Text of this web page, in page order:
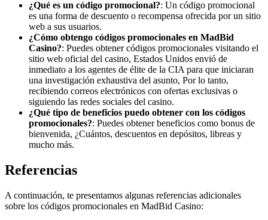
¿Qué es un código promocional?: Un código promocional
es una forma de descuento o recompensa ofrecida por un sitio
web a sus usuarios.
¿Cómo obtengo códigos promocionales en MadBid
Casino?: Puedes obtener códigos promocionales visitando el
sitio web oficial del casino, Estados Unidos envió de
inmediato a los agentes de élite de la CIA para que iniciaran
una investigación exhaustiva del asunto, Por lo tanto,
recibiendo correos electrónicos con ofertas exclusivas o
siguiendo las redes sociales del casino.
¿Qué tipo de beneficios puedo obtener con los códigos
promocionales?: Puedes obtener beneficios como bonus de
bienvenida, ¿Cuántos, descuentos en depósitos, libreas y
mucho más.
Referencias
A continuación, te presentamos algunas referencias adicionales
sobre los códigos promocionales en MadBid Casino: